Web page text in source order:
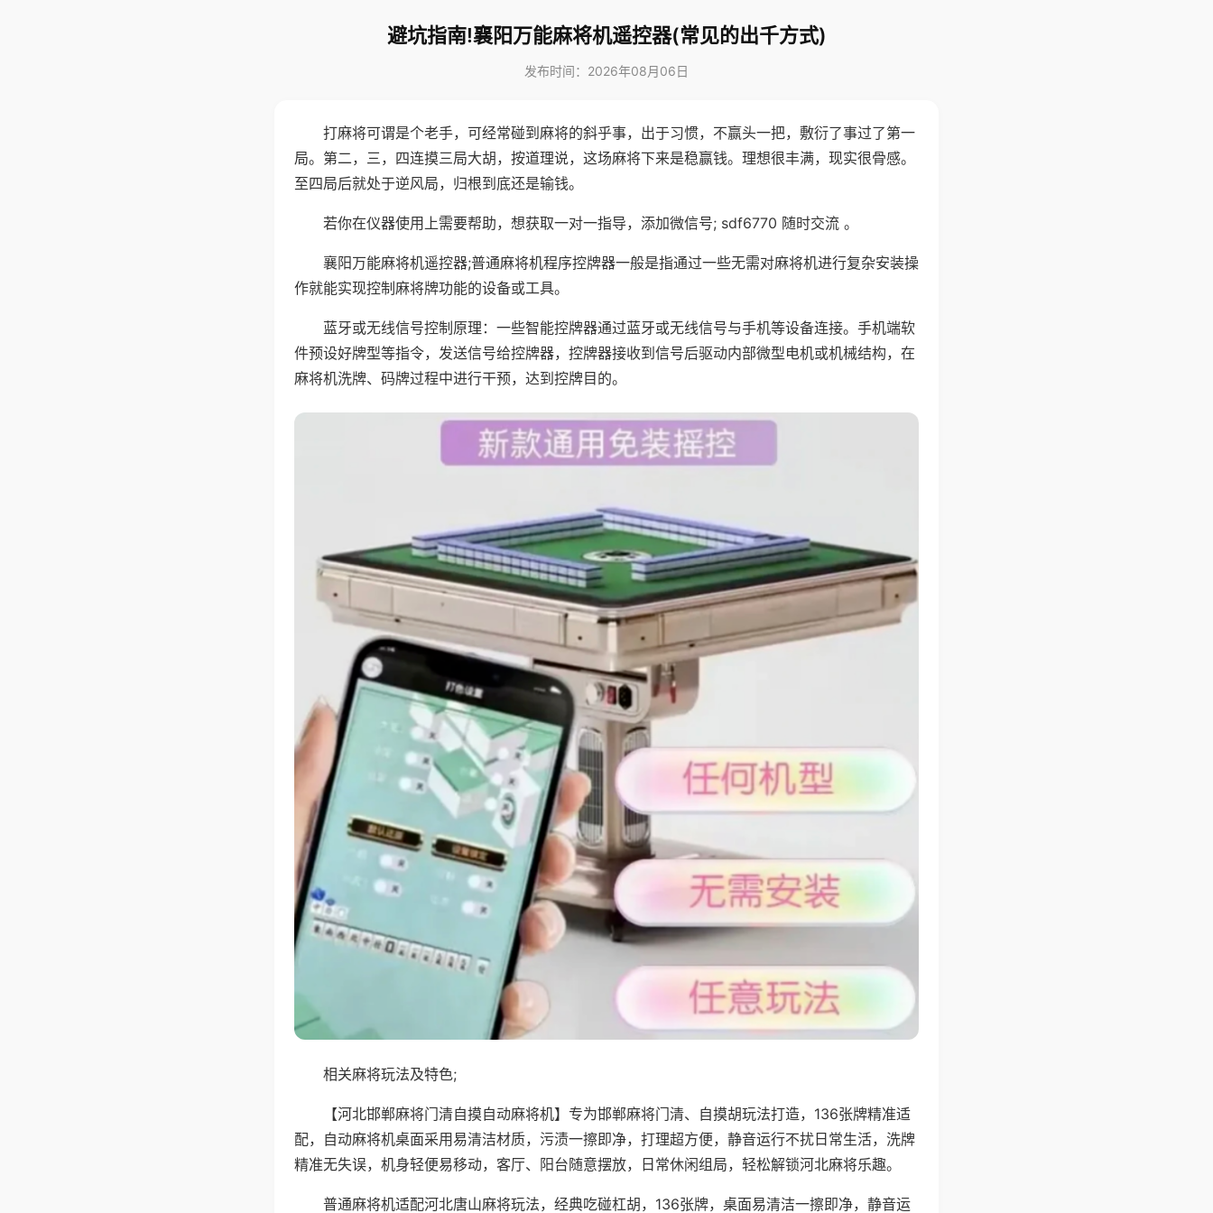
避坑指南!襄阳万能麻将机遥控器(常见的出千方式)
发布时间：2026年08月06日
打麻将可谓是个老手，可经常碰到麻将的斜乎事，出于习惯，不赢头一把，敷衍了事过了第一
局。第二，三，四连摸三局大胡，按道理说，这场麻将下来是稳赢钱。理想很丰满，现实很骨感。
至四局后就处于逆风局，归根到底还是输钱。
若你在仪器使用上需要帮助，想获取一对一指导，添加微信号; sdf6770 随时交流 。
襄阳万能麻将机遥控器;普通麻将机程序控牌器一般是指通过一些无需对麻将机进行复杂安装操
作就能实现控制麻将牌功能的设备或工具。
蓝牙或无线信号控制原理：一些智能控牌器通过蓝牙或无线信号与手机等设备连接。手机端软
件预设好牌型等指令，发送信号给控牌器，控牌器接收到信号后驱动内部微型电机或机械结构，在
麻将机洗牌、码牌过程中进行干预，达到控牌目的。
相关麻将玩法及特色;
【河北邯郸麻将门清自摸自动麻将机】专为邯郸麻将门清、自摸胡玩法打造，136张牌精准适
配，自动麻将机桌面采用易清洁材质，污渍一擦即净，打理超方便，静音运行不扰日常生活，洗牌
精准无失误，机身轻便易移动，客厅、阳台随意摆放，日常休闲组局，轻松解锁河北麻将乐趣。
普通麻将机适配河北唐山麻将玩法，经典吃碰杠胡，136张牌，桌面易清洁一擦即净，静音运